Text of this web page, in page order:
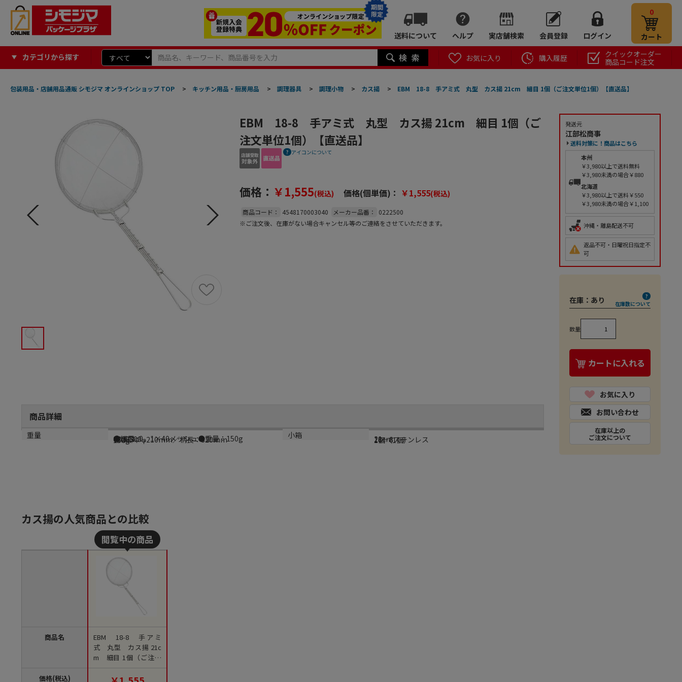
期間
限定
送料について ヘルプ 実店舗検索 会員登録 ログイン
0
カート
カテゴリから探す お気に入り 購入履歴
クイックオーダー
商品コード注文
包装用品・店舗用品通販 シモジマ オンラインショップ TOP > キッチン用品・厨房用品 > 調理器具 > 調理小物 > カス揚 > EBM 18-8 手アミ式 丸型 カス揚 21cm 細目 1個（ご注文単位1個）【直送品】
EBM 18-8 手アミ式 丸型 カス揚 21cm 細目 1個（ご
注文単位1個）【直送品】
アイコンについて
価格： ￥1,555(税込) 価格(個単価)： ￥1,555(税込)
商品コード： 4548170003040 メーカー品番：
0222500
※ご注文後、在庫がない場合キャンセル等のご連絡をさせていただきます。
商品詳細
商品説明
●細目φ0．1×40メッシュ●重量：150g
メーカー品番
0222500
規格
21cm
サイズ
揚げ部：φ210mm／柄長：320mm
材質
18－8ステンレス
重量
150g
小箱
1個（1個）
発送元
江部松商事
送料対策に！商品はこちら
本州
￥3,980以上で送料無料
￥3,980未満の場合￥880
北海道
￥3,980以上で送料￥550
￥3,980未満の場合￥1,100
沖縄・離島配送不可
返品不可・日曜祝日指定不
可
在庫： あり 在庫数について
数量
カートに入れる
お気に入り
お問い合わせ
在庫以上の
ご注文について
カス揚の人気商品との比較
商品名
価格(税込)
EBM 18-8 手アミ
式 丸型 カス揚 21c
m 細目 1個（ご注文
単位1個）【直送品】